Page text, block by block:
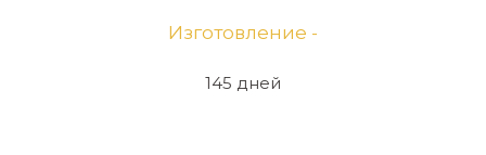
Изготовление -
145 дней